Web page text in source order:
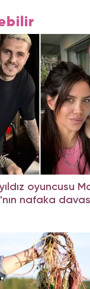
oyuncusu
nafaka